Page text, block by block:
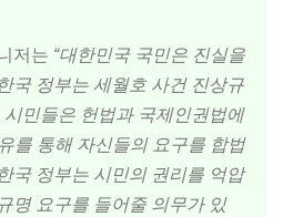
저는 “대한민국 국민은 진실을
국 정부는 세월호 사건 진상규
시민들은 헌법과 국제인권법에
를 통해 자신들의 요구를 합법
국 정부는 시민의 권리를 억압
명 요구를 들어줄 의무가 있